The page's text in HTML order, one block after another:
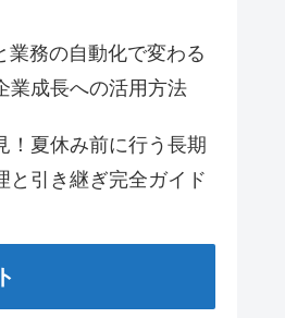
業務の自動化で変わる
業成長への活用方法
！夏休み前に行う長期
と引き継ぎ完全ガイド